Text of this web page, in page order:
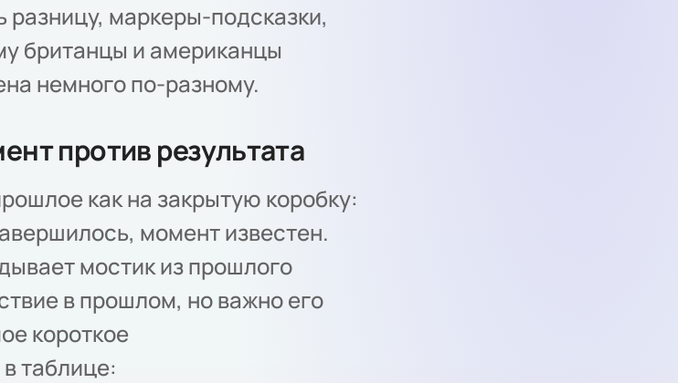
разницу, маркеры-подсказки,
британцы и американцы
немного по-разному.
против результата
как на закрытую коробку:
момент известен.
мостик из прошлого
в прошлом, но важно его
короткое
таблице: